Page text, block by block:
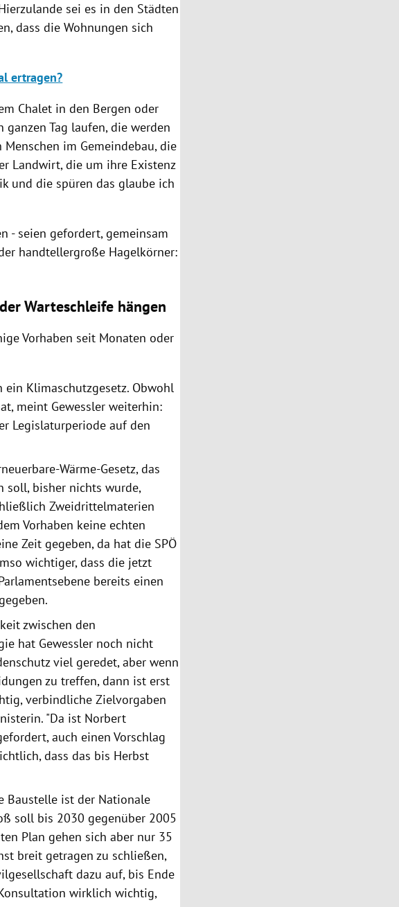
sei es in den Städten
dass die Wohnungen sich
ertragen?
Chalet in den Bergen oder
Tag laufen, die werden
im Gemeindebau, die
Landwirt, die um ihre Existenz
und die spüren das glaube ich
- seien gefordert, gemeinsam
handtellergroße Hagelkörner:
Warteschleife hängen
Vorhaben seit Monaten oder
ein Klimaschutzgesetz. Obwohl
meint Gewessler weiterhin:
Legislaturperiode auf den
Wärme-Gesetz, das
soll, bisher nichts wurde,
Zweidrittelmaterien
Vorhaben keine echten
Zeit gegeben, da hat die SPÖ
wichtiger, dass die jetzt
bereits einen
zwischen den
hat Gewessler noch nicht
viel geredet, aber wenn
zu treffen, dann ist erst
verbindliche Zielvorgaben
"Da ist Norbert
auch einen Vorschlag
dass das bis Herbst
Baustelle ist der Nationale
soll bis 2030 gegenüber 2005
Plan gehen sich aber nur 35
breit getragen zu schließen,
dazu auf, bis Ende
wirklich wichtig,